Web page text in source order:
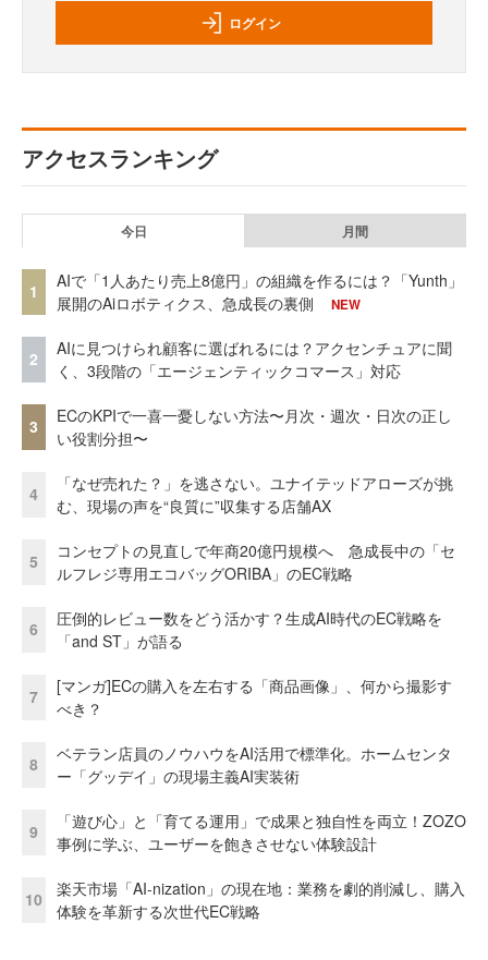
ログイン
アクセスランキング
今日 月間
1
AIで「1人あたり売上8億円」の組織を作るには？「Yunth」
展開のAiロボティクス、急成長の裏側
NEW
2
AIに見つけられ顧客に選ばれるには？アクセンチュアに聞
く、3段階の「エージェンティックコマース」対応
3
ECのKPIで一喜一憂しない方法〜月次・週次・日次の正し
い役割分担〜
4
「なぜ売れた？」を逃さない。ユナイテッドアローズが挑
む、現場の声を“良質に”収集する店舗AX
5
コンセプトの見直しで年商20億円規模へ 急成長中の「セ
ルフレジ専用エコバッグORIBA」のEC戦略
6
圧倒的レビュー数をどう活かす？生成AI時代のEC戦略を
「and ST」が語る
7
[マンガ]ECの購入を左右する「商品画像」、何から撮影す
べき？
8
ベテラン店員のノウハウをAI活用で標準化。ホームセンタ
ー「グッデイ」の現場主義AI実装術
9
「遊び心」と「育てる運用」で成果と独自性を両立！ZOZO
事例に学ぶ、ユーザーを飽きさせない体験設計
10
楽天市場「AI-nization」の現在地：業務を劇的削減し、購入
体験を革新する次世代EC戦略